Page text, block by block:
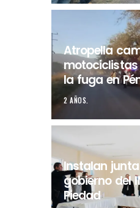
Atropella
la fuga en
2 AÑOS.
Instalan
gobierno del
Piedad